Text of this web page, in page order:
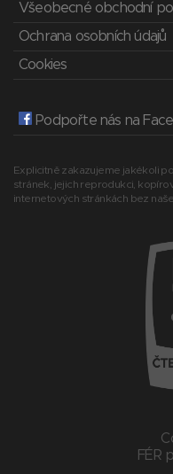
Všeobecné obchodní
Ochrana osobních údajů
Cookies
Podpořte nás na
Explicitně zakazujeme jakékoli
stránek, jejich reprodukci,
internetových stránkách bez
FÉR